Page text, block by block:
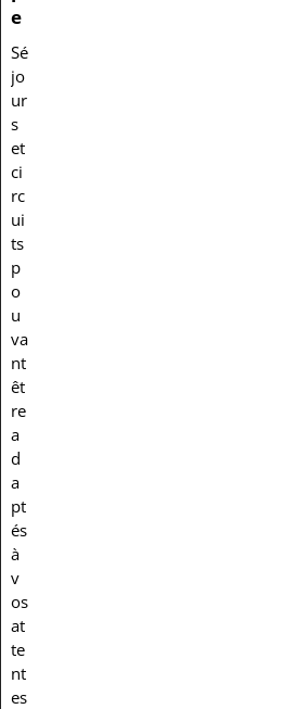
e
Sé
jo
ur
s
et
ci
rc
ui
ts
p
o
u
va
nt
êt
re
a
d
a
pt
és
à
v
os
at
te
nt
es